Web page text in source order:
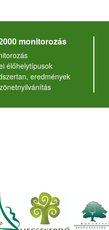
monitorozás
élőhelytípusok
eredmények